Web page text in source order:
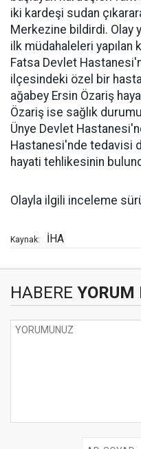
iki kardeşi sudan
Merkezine bildirdi. Olay
ilk müdahaleleri yapılan
Fatsa Devlet
ilçesindeki özel bir
ağabey Ersin Özariş
Özariş ise sağlık
Ünye Devlet
Hastanesi'nde tedavisi
hayati tehlikesinin
Olayla ilgili inceleme
Kaynak: İHA
HABERE YORUM